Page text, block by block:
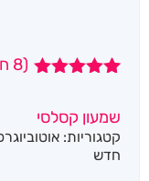
מבוסס על
דירוגים של
לקוחות
(
8
שמעון קסלסי
קטגוריות:
חדש